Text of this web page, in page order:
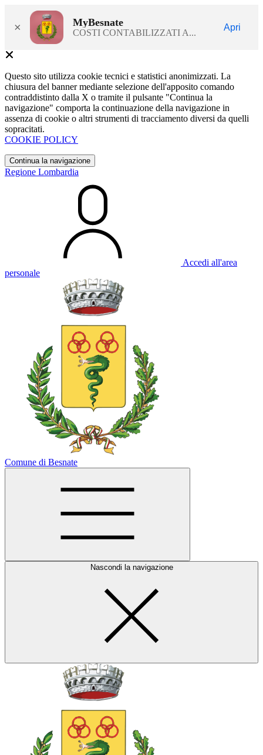
× MyBesnate
COSTI CONTABILIZZATI A...
Apri
Questo sito utilizza cookie tecnici e statistici anonimizzati. La
chiusura del banner mediante selezione dell'apposito comando
contraddistinto dalla X o tramite il pulsante "Continua la
navigazione" comporta la continuazione della navigazione in
assenza di cookie o altri strumenti di tracciamento diversi da quelli
sopracitati.
COOKIE POLICY
Continua la navigazione
Regione Lombardia
Accedi all'area
personale
Comune di Besnate
Nascondi la navigazione